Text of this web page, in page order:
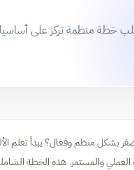
خطة منظمة تركز على
بشكل منظم وفعال؟ يبدأ تعلم
العملي والمستمر. هذه الخطة